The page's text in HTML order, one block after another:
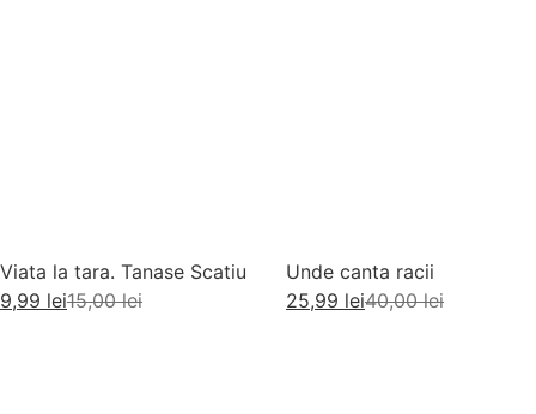
Viata la tara. Tanase Scatiu
15,00lei
9,99 lei
Unde canta racii
40,00lei
25,99 lei